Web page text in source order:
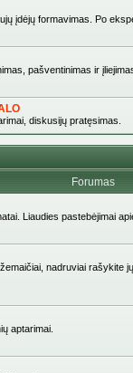
įdėjų formavimas. Po
pašventinimas ir
diskusijų pratęsimas.
Forumas
Liaudies pastebėjimai
nadruviai
aptarimai.